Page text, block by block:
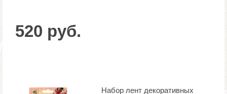
520 руб.
Набор лент декоративных